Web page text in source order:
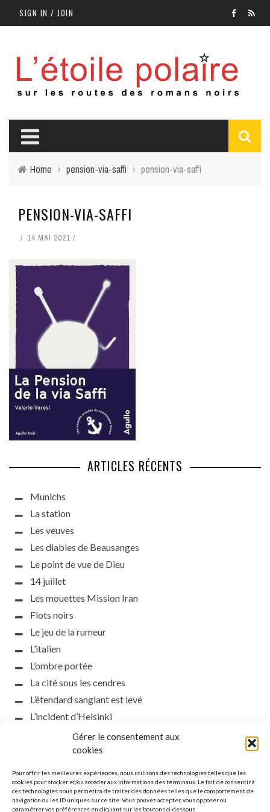
Gérer le consentement aux
cookies
Pour offrir les meilleures expériences, nous utilisons des technologies telles que les
cookies pour stocker et/ou accéder aux informations des terminaux. Le fait de consentir à
ces technologies nous permettra de traiter des données telles que le comportement de
navigation ou les ID uniques sur ce site. Vous pouvez accepter, vous opposer ou
paramétrer vos préférences en cliquant sur les boutons ci-dessous.
SIGN IN / JOIN
Home › pension-via-saffi › pension-via-saffi
PENSION-VIA-SAFFI
14 MAI 2021
ARTICLES RÉCENTS
Munichs
La station
Les veuves
Les diables de Beausanges
Le point de vue de Dieu
14 juillet
Les mouettes Mission Iran
Flots noirs
Le jeu de la rumeur
L’italien
L’ombre portée
La cité sous les cendres
L’étendard sanglant est levé
L’incident d’Helsinki
la petite fasciste
Toutes les nuances de la nuit
Que s’obscurcissent le soleil et la lumière
Le silence